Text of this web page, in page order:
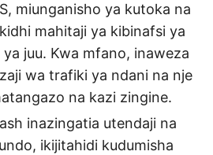
miunganisho ya kutoka na
mahitaji ya kibinafsi ya
juu. Kwa mfano, inaweza
wa trafiki ya ndani na nje
na kazi zingine.
inazingatia utendaji na
ikijitahidi kudumisha